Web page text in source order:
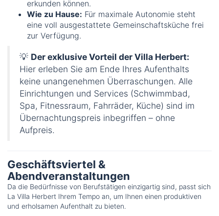
erkunden können.
Wie zu Hause: Für maximale Autonomie steht
eine voll ausgestattete Gemeinschaftsküche frei
zur Verfügung.
💡 Der exklusive Vorteil der Villa Herbert:
Hier erleben Sie am Ende Ihres Aufenthalts
keine unangenehmen Überraschungen. Alle
Einrichtungen und Services (Schwimmbad,
Spa, Fitnessraum, Fahrräder, Küche) sind im
Übernachtungspreis inbegriffen – ohne
Aufpreis.
Geschäftsviertel &
Abendveranstaltungen
Da die Bedürfnisse von Berufstätigen einzigartig sind, passt sich
La Villa Herbert Ihrem Tempo an, um Ihnen einen produktiven
und erholsamen Aufenthalt zu bieten.